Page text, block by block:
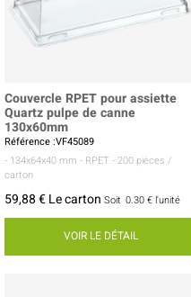
Couvercle RPET pour assiette
Quartz pulpe de canne
130x60mm
Référence :VF45089
- 134x64x40 mm - RPET - 200 pièces /
carton
59,88 € Le carton Soit 0.30 € l'unité
VOIR LE DÉTAIL